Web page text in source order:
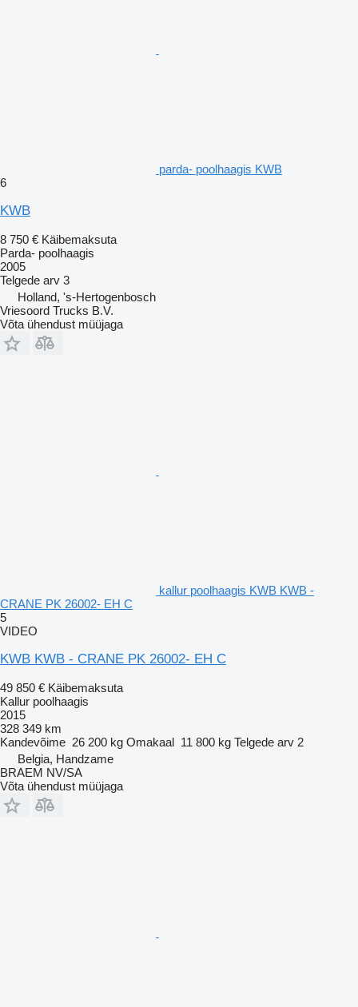
parda- poolhaagis KWB
6
KWB
8 750 € Käibemaksuta
Parda- poolhaagis
2005
Telgede arv 3
Holland, 's-Hertogenbosch
Vriesoord Trucks B.V.
Võta ühendust müüjaga
kallur poolhaagis KWB KWB -
CRANE PK 26002- EH C
5
VIDEO
KWB KWB - CRANE PK 26002- EH C
49 850 € Käibemaksuta
Kallur poolhaagis
2015
328 349 km
Kandevõime 26 200 kg Omakaal 11 800 kg Telgede arv 2
Belgia, Handzame
BRAEM NV/SA
Võta ühendust müüjaga